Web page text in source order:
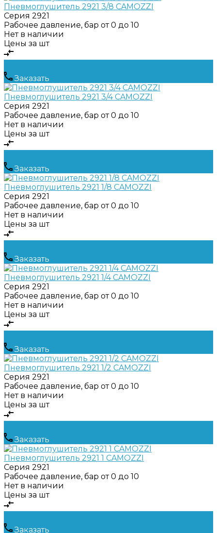
Пневмоглушитель 2921 3/8 CAMOZZI
Серия 2921
Рабочее давление, бар от 0 до 10
Нет в наличии
Цены за шт
Заказать
Пневмоглушитель 2921 3/4 CAMOZZI
Серия 2921
Рабочее давление, бар от 0 до 10
Нет в наличии
Цены за шт
Заказать
Пневмоглушитель 2921 1/8 CAMOZZI
Серия 2921
Рабочее давление, бар от 0 до 10
Нет в наличии
Цены за шт
Заказать
Пневмоглушитель 2921 1/4 CAMOZZI
Серия 2921
Рабочее давление, бар от 0 до 10
Нет в наличии
Цены за шт
Заказать
Пневмоглушитель 2921 1/2 CAMOZZI
Серия 2921
Рабочее давление, бар от 0 до 10
Нет в наличии
Цены за шт
Заказать
Пневмоглушитель 2921 1 CAMOZZI
Серия 2921
Рабочее давление, бар от 0 до 10
Нет в наличии
Цены за шт
Заказать